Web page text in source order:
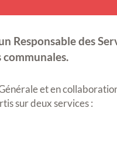
Responsable des
communales.
et en
sur deux services :